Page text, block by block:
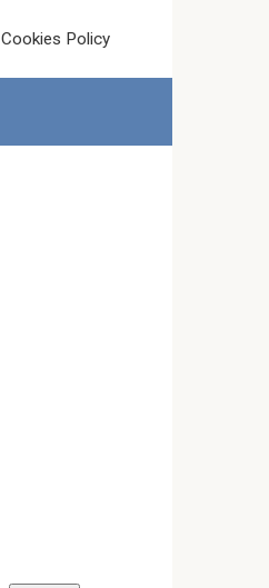
Cookies Policy